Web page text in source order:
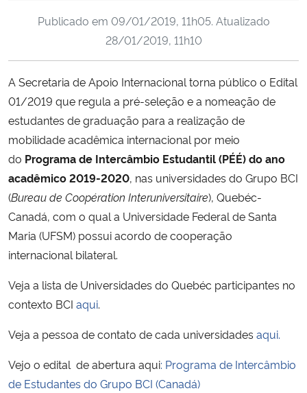
Ministério da Ciência, Tecnologia, Inovações e Comunicações
Ministério do Meio Ambiente
Ministério do Turismo
Ministério do Desenvolvimento Regional
Controladoria-Geral da União
Ministério da Mulher, da Família e dos Direitos Humanos
Secretaria de Governo
Publicado em 09/01/2019, 11h05. Atualizado
28/01/2019, 11h10
A Secretaria de Apoio Internacional torna público o Edital
01/2019 que regula a pré-seleção e a nomeação de
estudantes de graduação para a realização de
mobilidade acadêmica internacional por meio
do Programa de Intercâmbio Estudantil (PÉÉ) do ano
acadêmico 2019-2020, nas universidades do Grupo BCI
(Bureau de Coopération Interuniversitaire), Quebéc-
Canadá, com o qual a Universidade Federal de Santa
Maria (UFSM) possui acordo de cooperação
internacional bilateral.
Veja a lista de Universidades do Quebéc participantes no
contexto BCI aqui.
Veja a pessoa de contato de cada universidades aqui.
Vejo o edital de abertura aqui: Programa de Intercâmbio
de Estudantes do Grupo BCI (Canadá)